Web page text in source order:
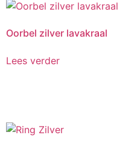
Oorbel zilver lavakraal
Lees verder